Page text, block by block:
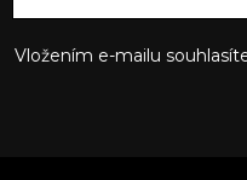
Vložením e-mailu